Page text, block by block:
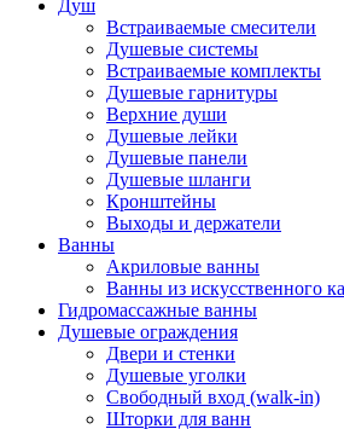
Душ
Встраиваемые смесители
Душевые системы
Встраиваемые комплекты
Душевые гарнитуры
Верхние души
Душевые лейки
Душевые панели
Душевые шланги
Кронштейны
Выходы и держатели
Ванны
Акриловые ванны
Ванны из искусственного
Гидромассажные ванны
Душевые ограждения
Двери и стенки
Душевые уголки
Свободный вход (walk-in)
Шторки для ванн